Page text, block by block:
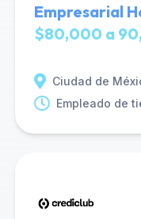
Empresarial
$80,000 a
Ciudad de
Empleado de